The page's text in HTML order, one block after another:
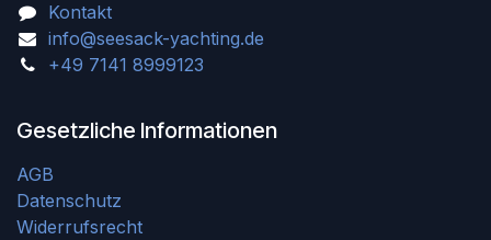
Kontakt
info@seesack-yachting.de
+49 7141 8999123
Gesetzliche Informationen
AGB
Datenschutz
Widerrufsrecht